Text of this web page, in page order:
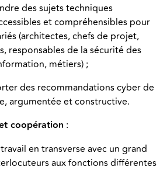
des sujets techniques
et compréhensibles pour
(architectes, chefs de projet,
responsables de la sécurité des
métiers) ;
des recommandations cyber de
argumentée et constructive.
coopération :
en transverse avec un grand
aux fonctions différentes